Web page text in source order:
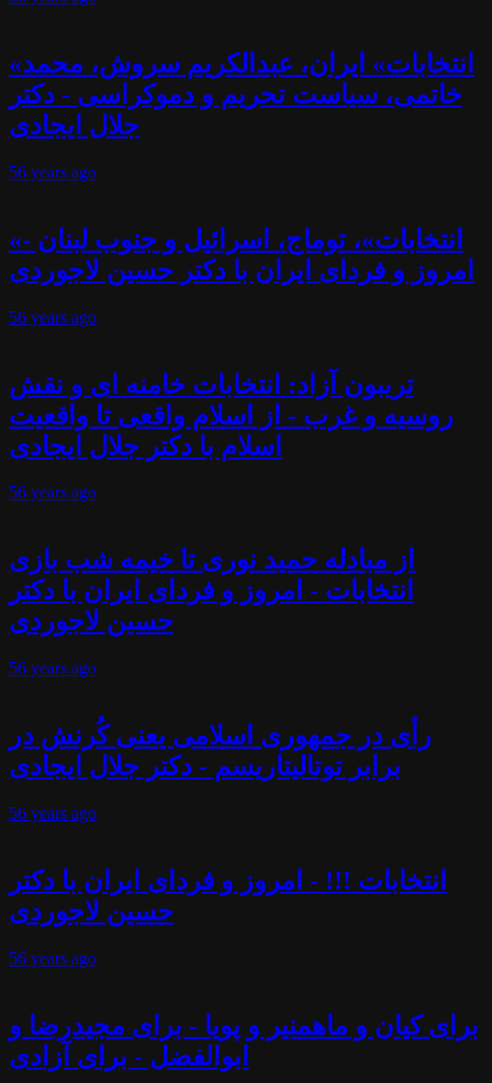
«انتخابات» ایران، عبدالکریم سروش، محمد
خاتمی، سیاست تحریم و دموکراسی - دکتر
جلال ایجادی
56 years ago
«انتخابات»، توماج، اسرائیل و جنوب لبنان -
امروز و فردای ایران با دکتر حسین لاجوردی
56 years ago
تریبون آزاد: انتخابات خامنه ای و نقش
روسیه و غرب - از اسلام واقعی تا واقعیت
اسلام با دکتر جلال ایجادی
56 years ago
از مبادله حمید نوری تا خیمه شب بازی
انتخابات - امروز و فردای ایران با دکتر
حسین لاجوردی
56 years ago
رأی در جمهوری اسلامی یعنی کُرنش در
برابر توتالیتاریسم - دکتر جلال ایجادی
56 years ago
انتخابات !!! - امروز و فردای ایران با دکتر
حسین لاجوردی
56 years ago
برای کیان و ماهمنیر و پویا - برای مجیدرضا و
ابوالفضل - برای آزادی